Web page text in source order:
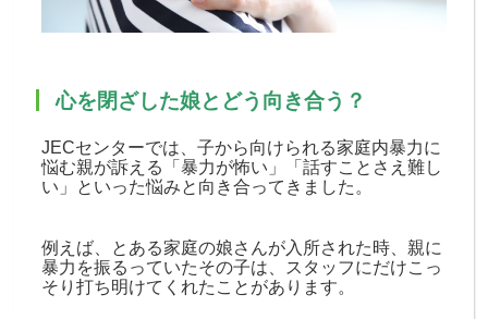
心を閉ざした娘とどう向き合う？
JECセンターでは、子から向けられる家庭内暴力に
悩む親が訴える「暴力が怖い」「話すことさえ難し
い」といった悩みと向き合ってきました。
例えば、とある家庭の娘さんが入所された時、親に
暴力を振るっていたその子は、スタッフにだけこっ
そり打ち明けてくれたことがあります。